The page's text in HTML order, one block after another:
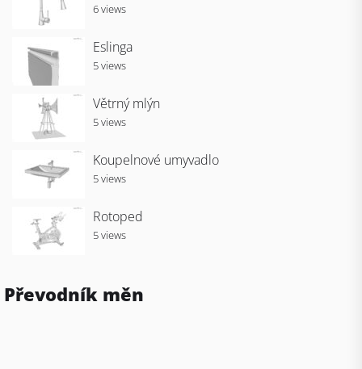
6 views
Eslinga
5 views
Větrný mlýn
5 views
Koupelnové umyvadlo
5 views
Rotoped
5 views
Převodník měn